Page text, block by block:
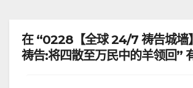
在 “0228【全球 24/7 祷告城墙
祷告:将四散至万民中的羊领回”